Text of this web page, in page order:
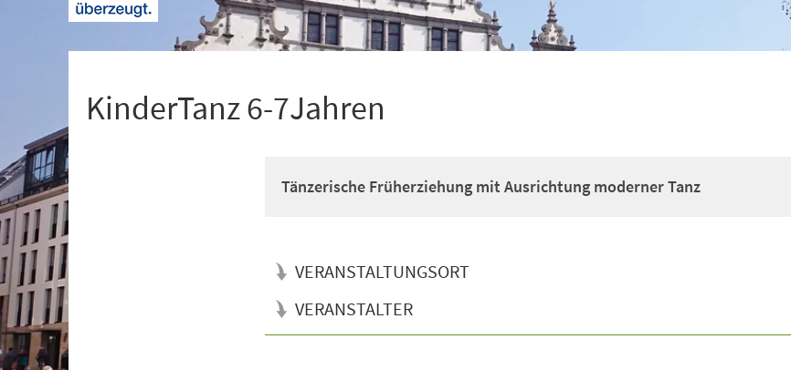
KinderTanz 6-7Jahren
Tänzerische Früherziehung mit Ausrichtung moderner Tanz
VERANSTALTUNGSORT
VERANSTALTER